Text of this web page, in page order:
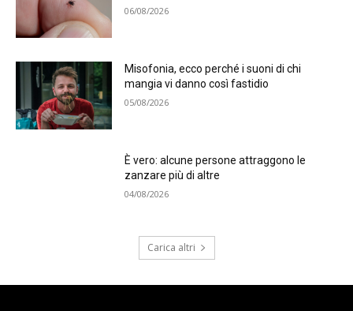
06/08/2026
Misofonia, ecco perché i suoni di chi
mangia vi danno così fastidio
05/08/2026
È vero: alcune persone attraggono le
zanzare più di altre
04/08/2026
Carica altri